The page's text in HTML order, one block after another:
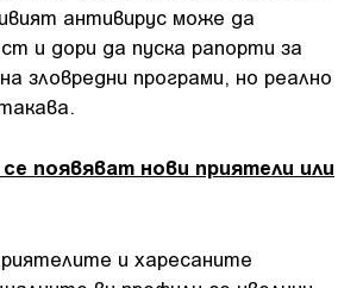
антивирус може да
и дори да пуска рапорти за
зловредни програми, но реално
появяват нови приятели или
и харесаните